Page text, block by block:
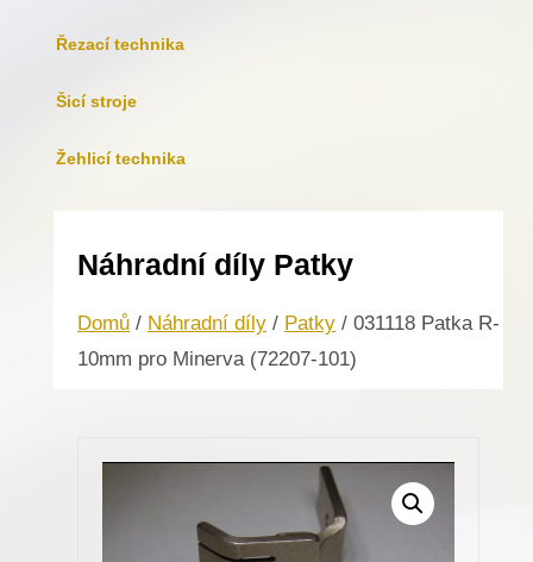
Řezací technika
Šicí stroje
Žehlicí technika
Náhradní díly Patky
Domů / Náhradní díly / Patky / 031118 Patka R-
10mm pro Minerva (72207-101)